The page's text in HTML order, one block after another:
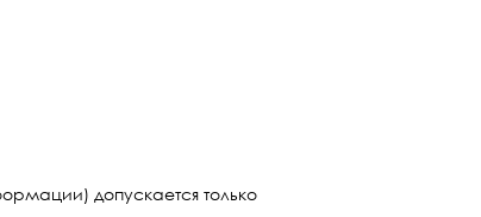
допускается только